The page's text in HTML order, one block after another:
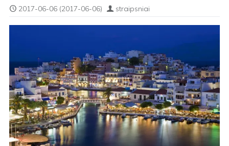
2017-06-06 (2017-06-06) straipsniai